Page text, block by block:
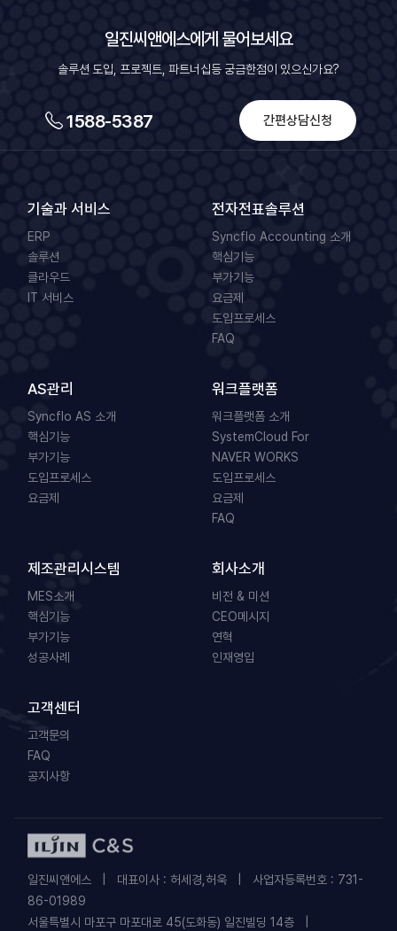
일진씨앤에스에게 물어보세요
솔루션 도입, 프로젝트, 파트너십등 궁금한점이 있으신가요?
1588-5387 간편상담신청
기술과 서비스
ERP
솔루션
클라우드
IT 서비스
전자전표솔루션
Syncflo Accounting 소개
핵심기능
부가기능
요금제
도입프로세스
FAQ
AS관리
Syncflo AS 소개
핵심기능
부가기능
도입프로세스
요금제
워크플랫폼
워크플랫폼 소개
SystemCloud For
NAVER WORKS
도입프로세스
요금제
FAQ
제조관리시스템
MES소개
핵심기능
부가기능
성공사례
회사소개
비전 & 미션
CEO메시지
연혁
인재영입
고객센터
고객문의
FAQ
공지사항
일진씨앤에스 | 대표이사 : 허세경,허욱 | 사업자등록번호 : 731-
86-01989
서울특별시 마포구 마포대로 45(도화동) 일진빌딩 14층 |